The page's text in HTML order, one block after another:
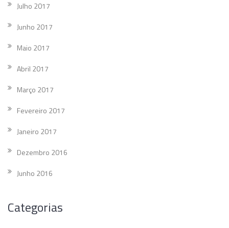
Julho 2017
Junho 2017
Maio 2017
Abril 2017
Março 2017
Fevereiro 2017
Janeiro 2017
Dezembro 2016
Junho 2016
Categorias